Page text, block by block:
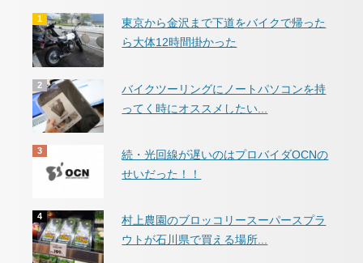
東京から金沢まで下道をバイクで帰った
ら大体12時間掛かった
バイクツーリングにノートパソコンを持
ってく時にオススメしたい...
続・光回線が遅いのはプロバイダOCNの
せいだった！！
村上農園のブロッコリースーパースプラ
ウトが石川県で買える場所...